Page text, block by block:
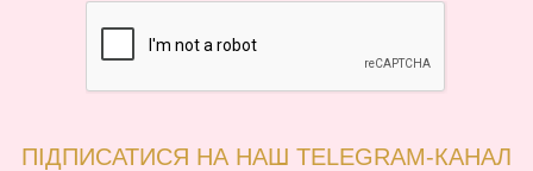
ПІДПИСАТИСЯ НА НАШ TELEGRAM-КАНАЛ